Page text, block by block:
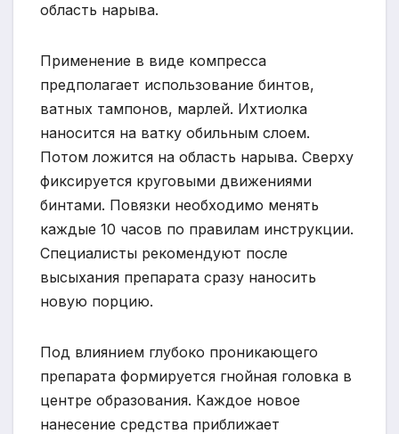
область нарыва.
Применение в виде компресса
предполагает использование бинтов,
ватных тампонов, марлей. Ихтиолка
наносится на ватку обильным слоем.
Потом ложится на область нарыва. Сверху
фиксируется круговыми движениями
бинтами. Повязки необходимо менять
каждые 10 часов по правилам инструкции.
Специалисты рекомендуют после
высыхания препарата сразу наносить
новую порцию.
Под влиянием глубоко проникающего
препарата формируется гнойная головка в
центре образования. Каждое новое
нанесение средства приближает